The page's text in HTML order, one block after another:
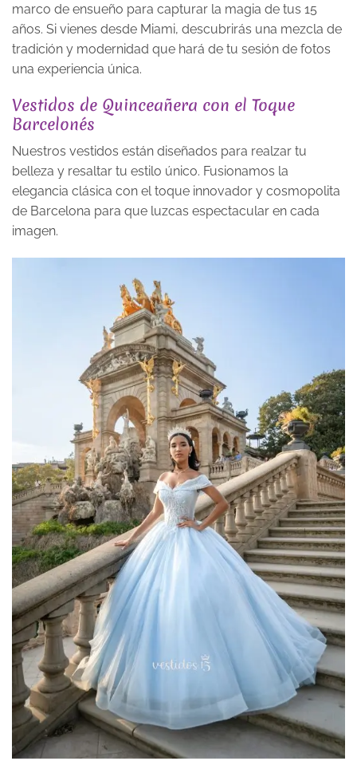
marco de ensueño para capturar la magia de tus 15
años. Si vienes desde Miami, descubrirás una mezcla de
tradición y modernidad que hará de tu sesión de fotos
una experiencia única.
Vestidos de Quinceañera con el Toque
Barcelonés
Nuestros vestidos están diseñados para realzar tu
belleza y resaltar tu estilo único. Fusionamos la
elegancia clásica con el toque innovador y cosmopolita
de Barcelona para que luzcas espectacular en cada
imagen.